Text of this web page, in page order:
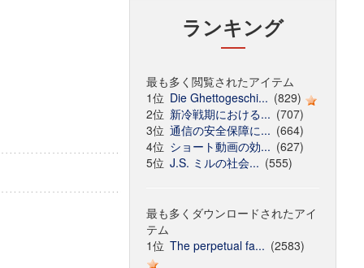
ランキング
最も多く閲覧されたアイテム
1位 Die Ghettogeschi... (829)
2位 新冷戦期における... (707)
3位 通信の安全保障に... (664)
4位 ショート動画の効... (627)
5位 J.S. ミルの社会... (555)
最も多くダウンロードされたアイ
テム
1位 The perpetual fa... (2583)